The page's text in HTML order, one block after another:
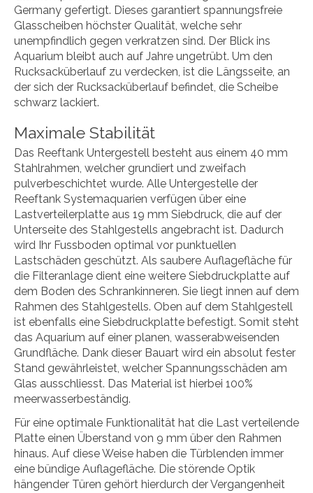
Germany gefertigt. Dieses garantiert spannungsfreie
Glasscheiben höchster Qualität, welche sehr
unempfindlich gegen verkratzen sind. Der Blick ins
Aquarium bleibt auch auf Jahre ungetrübt. Um den
Rucksacküberlauf zu verdecken, ist die Längsseite, an
der sich der Rucksacküberlauf befindet, die Scheibe
schwarz lackiert.
Maximale Stabilität
Das Reeftank Untergestell besteht aus einem 40 mm
Stahlrahmen, welcher grundiert und zweifach
pulverbeschichtet wurde. Alle Untergestelle der
Reeftank Systemaquarien verfügen über eine
Lastverteilerplatte aus 19 mm Siebdruck, die auf der
Unterseite des Stahlgestells angebracht ist. Dadurch
wird Ihr Fussboden optimal vor punktuellen
Lastschäden geschützt. Als saubere Auflagefläche für
die Filteranlage dient eine weitere Siebdruckplatte auf
dem Boden des Schrankinneren. Sie liegt innen auf dem
Rahmen des Stahlgestells. Oben auf dem Stahlgestell
ist ebenfalls eine Siebdruckplatte befestigt. Somit steht
das Aquarium auf einer planen, wasserabweisenden
Grundfläche. Dank dieser Bauart wird ein absolut fester
Stand gewährleistet, welcher Spannungsschäden am
Glas ausschliesst. Das Material ist hierbei 100%
meerwasserbeständig.
Für eine optimale Funktionalität hat die Last verteilende
Platte einen Überstand von 9 mm über den Rahmen
hinaus. Auf diese Weise haben die Türblenden immer
eine bündige Auflagefläche. Die störende Optik
hängender Türen gehört hierdurch der Vergangenheit